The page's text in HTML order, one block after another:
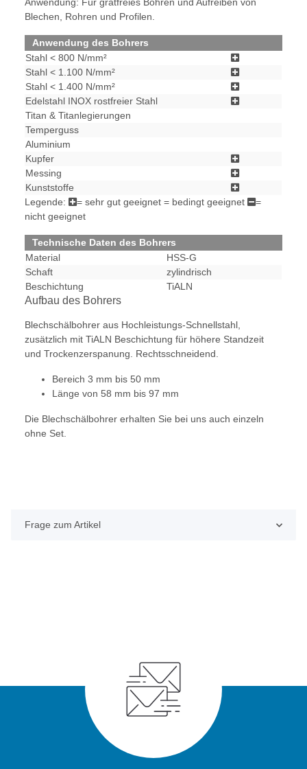
Blechen, Rohren und Profilen.
Anwendung des Bohrers
Stahl < 800 N/mm²
Stahl < 1.100 N/mm²
Stahl < 1.400 N/mm²
Edelstahl INOX rostfreier Stahl
Titan & Titanlegierungen
Temperguss
Aluminium
Kupfer
Messing
Kunststoffe
Legende:
= sehr gut geeignet = bedingt geeignet
=
nicht geeignet
Technische Daten des Bohrers
Material
HSS-G
Schaft
zylindrisch
Beschichtung
TiALN
Aufbau des Bohrers
Blechschälbohrer aus Hochleistungs-Schnellstahl,
zusätzlich mit TiALN Beschichtung für höhere Standzeit
und Trockenzerspanung. Rechtsschneidend.
Bereich 3 mm bis 50 mm
Länge von 58 mm bis 97 mm
Die Blechschälbohrer erhalten Sie bei uns auch einzeln
ohne Set.
Frage zum Artikel